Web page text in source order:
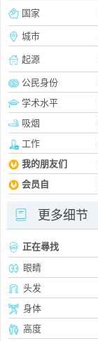
国家
城市
起源
公民身份
学术水平
吸烟
工作
我的朋友们
会员自
更多细节
正在尋找
眼睛
头发
身体
高度